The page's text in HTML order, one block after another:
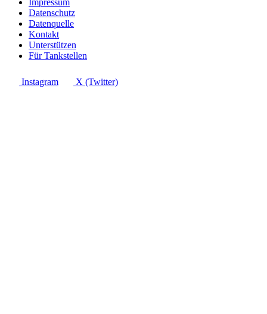
Datenschutz
Datenquelle
Kontakt
Unterstützen
Für Tankstellen
Instagram X (Twitter)